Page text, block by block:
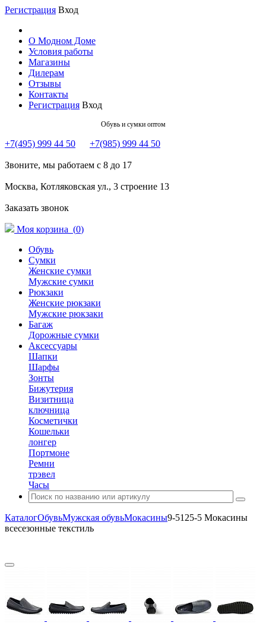
Регистрация Вход
О Модном Доме
Условия работы
Магазины
Дилерам
Отзывы
Контакты
Регистрация Вход
Обувь и сумки оптом
+7(495) 999 44 50 +7(985) 999 44 50
Звоните, мы работаем с 8 до 17
Москва, Котляковская ул., 3 строение 13
Заказать звонок
Моя корзина (0)
Обувь
Сумки
Женские сумки
Мужские сумки
Рюкзаки
Женские рюкзаки
Мужские рюкзаки
Багаж
Дорожные сумки
Аксессуары
Шапки
Шарфы
Зонты
Бижутерия
Визитница
ключница
Косметички
Кошельки
лонгер
Портмоне
Ремни
трэвел
Часы
КаталогОбувьМужская обувьМокасины9-5125-5 Мокасины
всесезонные текстиль